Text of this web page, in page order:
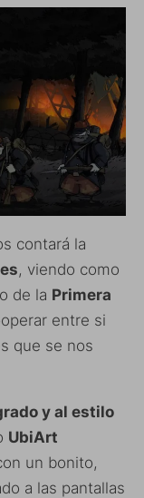
contará la
, viendo como
de la Primera
entre si
que se nos
y al estilo
UbiArt
un bonito,
a las pantallas